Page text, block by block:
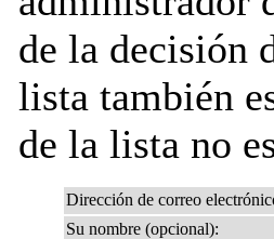
de la decisión
lista también
de la lista no
Dirección de correo
Su nombre (opcional):